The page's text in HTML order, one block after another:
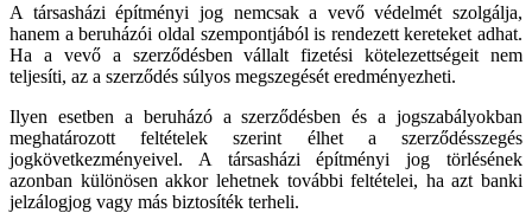
A társasházi építményi jog nemcsak a vevő védelmét szolgálja,
hanem a beruházói oldal szempontjából is rendezett kereteket adhat.
Ha a vevő a szerződésben vállalt fizetési kötelezettségeit nem
teljesíti, az a szerződés súlyos megszegését eredményezheti.
Ilyen esetben a beruházó a szerződésben és a jogszabályokban
meghatározott feltételek szerint élhet a szerződésszegés
jogkövetkezményeivel. A társasházi építményi jog törlésének
azonban különösen akkor lehetnek további feltételei, ha azt banki
jelzálogjog vagy más biztosíték terheli.